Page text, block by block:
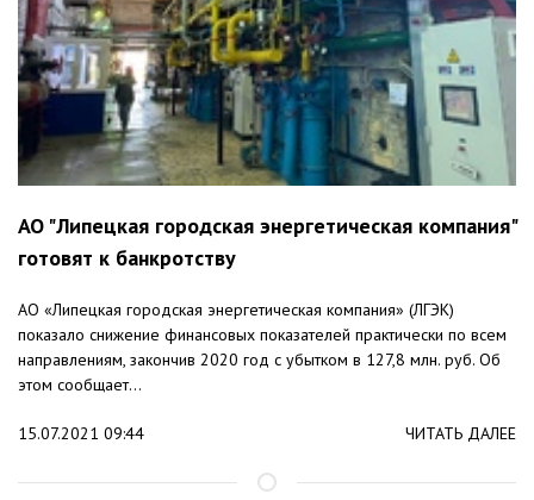
АО "Липецкая городская энергетическая компания"
готовят к банкротству
АО «Липецкая городская энергетическая компания» (ЛГЭК)
показало снижение финансовых показателей практически по всем
направлениям, закончив 2020 год с убытком в 127,8 млн. руб. Об
этом сообщает...
15.07.2021 09:44 ЧИТАТЬ ДАЛЕЕ